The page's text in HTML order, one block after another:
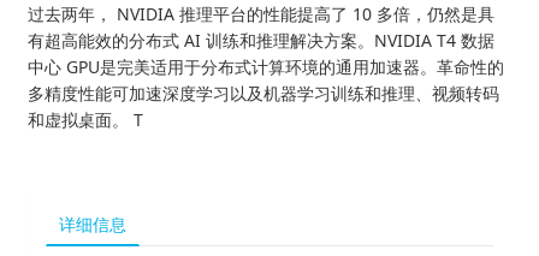
过去两年， NVIDIA 推理平台的性能提高了 10 多倍，仍然是具
有超高能效的分布式 AI 训练和推理解决方案。NVIDIA T4 数据
中心 GPU是完美适用于分布式计算环境的通用加速器。革命性的
多精度性能可加速深度学习以及机器学习训练和推理、视频转码
和虚拟桌面。 T
详细信息